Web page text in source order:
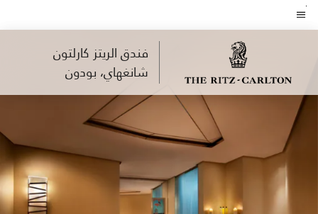
Skip
toنص القائمة
فندق الريتز كارلتون
شانغهاي، بودون